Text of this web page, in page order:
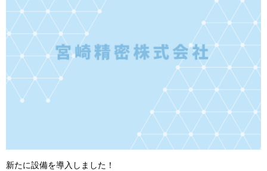
新たに設備を導入しました！